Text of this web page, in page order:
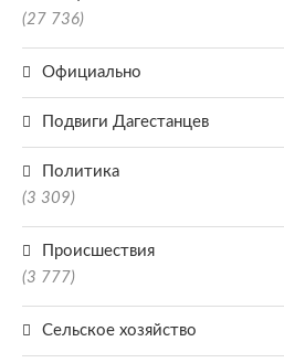
(27 736)
Официально
Подвиги Дагестанцев
Политика
(3 309)
Происшествия
(3 777)
Сельское хозяйство